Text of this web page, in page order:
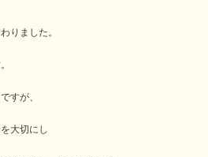
りました。
すが、
大切にし